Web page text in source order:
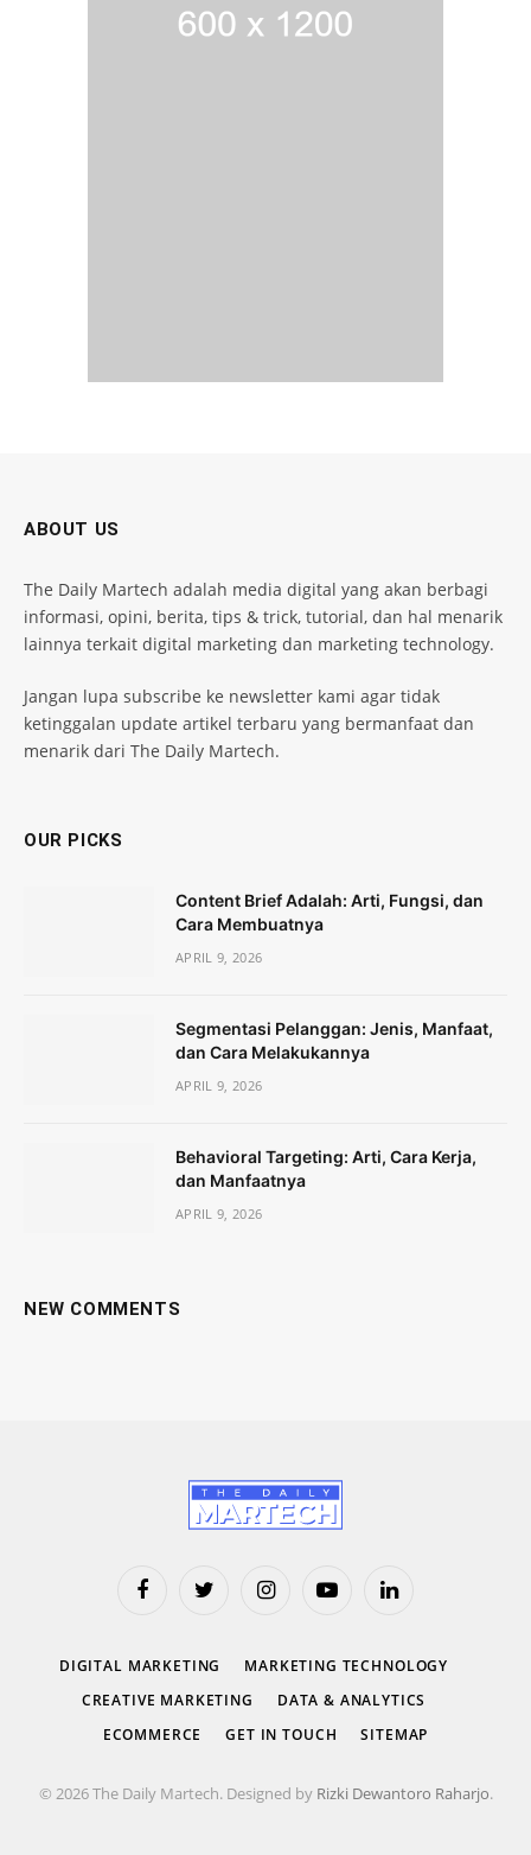
ABOUT US
The Daily Martech adalah media digital yang akan berbagi
informasi, opini, berita, tips & trick, tutorial, dan hal menarik
lainnya terkait digital marketing dan marketing technology.
Jangan lupa subscribe ke newsletter kami agar tidak
ketinggalan update artikel terbaru yang bermanfaat dan
menarik dari The Daily Martech.
OUR PICKS
Content Brief Adalah: Arti, Fungsi, dan
Cara Membuatnya
APRIL 9, 2026
Segmentasi Pelanggan: Jenis, Manfaat,
dan Cara Melakukannya
APRIL 9, 2026
Behavioral Targeting: Arti, Cara Kerja,
dan Manfaatnya
APRIL 9, 2026
NEW COMMENTS
FacebookTwitter InstagramYouTubeLinkedIn
DIGITAL MARKETING
MARKETING TECHNOLOGY
CREATIVE MARKETING
DATA & ANALYTICS
ECOMMERCE
GET IN TOUCH SITEMAP
© 2026 The Daily Martech. Designed by Rizki Dewantoro Raharjo.